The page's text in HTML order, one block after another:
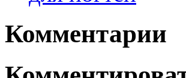
Комментарии